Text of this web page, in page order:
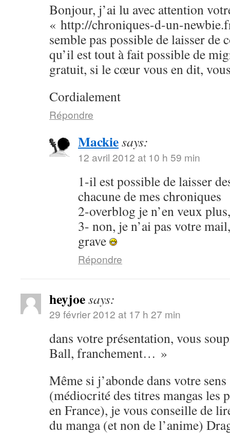
Bonjour, j’ai lu avec attention
« http://chroniques-d-un-
semble pas possible de laisser de
qu’il est tout à fait possible de
gratuit, si le cœur vous en dit,
Cordialement
Répondre
Mackiesays:
12 avril 2012 at 10 h 59 min
1-il est possible de laisser
chacune de mes chroniques
2-overblog je n’en veux
3- non, je n’ai pas votre
grave
Répondre
heyjoesays:
29 février 2012 at 17 h 27 min
dans votre présentation, vous
Ball, franchement… »
Même si j’abonde dans votre
(médiocrité des titres mangas les
en France), je vous conseille de
du manga (et non de l’anime)